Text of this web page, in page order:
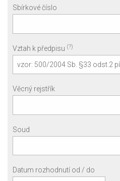
Sbírkové číslo
Vztah k předpisu (?)
Věcný rejstřík
Soud
Datum rozhodnutí od / do